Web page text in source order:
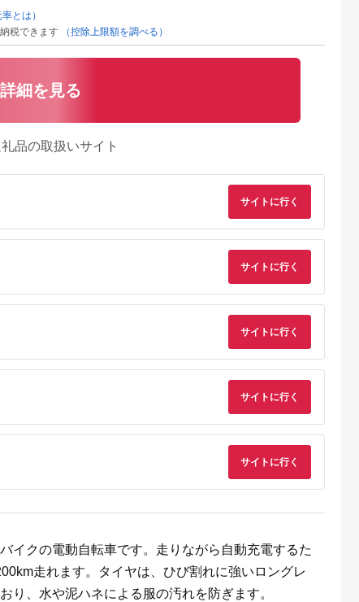
予定(土
バイク
品 部品
出典：楽天ふるさと納
税
出典：マイナビふる
大阪府 泉佐野市
生活】
率とは）
税できます
（控除上限額を調べる）
詳細を見る
品の取扱いサイト
サイトに行く
サイトに行く
サイトに行く
サイトに行く
サイトに行く
イクの電動自転車です。走りながら自動充電するた
走れます。タイヤは、ひび割れに強いロングレ
り、水や泥ハネによる服の汚れを防ぎます。